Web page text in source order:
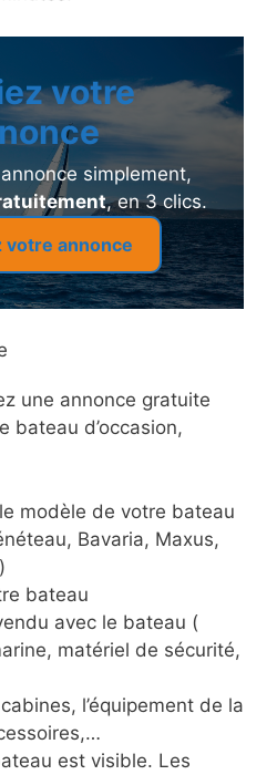
votre
simplement,
, en 3 clics.
votre annonce
une annonce gratuite
bateau d’occasion,
modèle de votre bateau
Bavaria, Maxus,
bateau
avec le bateau (
matériel de sécurité,
l’équipement de la
est visible. Les